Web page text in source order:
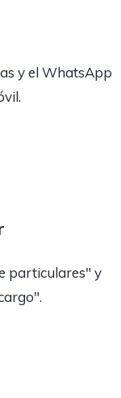
y el WhatsApp
particulares" y